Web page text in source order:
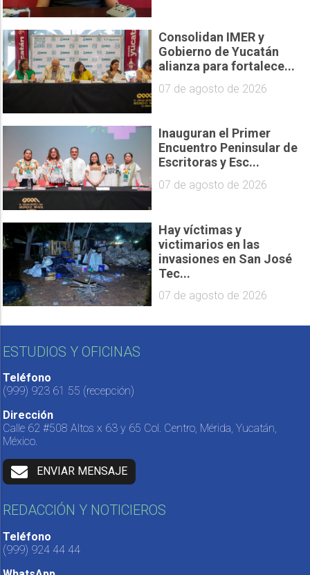
Consolidan IMER y
Gobierno de Yucatán
alianza para fortalece...
07 de agosto de 2026
Inauguran el Primer
Encuentro Peninsular de
Escritoras y Esc...
07 de agosto de 2026
Hay víctimas y
victimarios en las
invasiones en San José
Tec...
07 de agosto de 2026
ESTUDIOS Y OFICINAS
Teléfono
(999) 923 61 55 (recepción)
Dirección
Calle 62 #508 Altos x 63 y 65 Col. Centro, Mérida, Yucatán,
México.
ENVIAR MENSAJE
REDACCIÓN Y NOTICIEROS
Teléfono
(999) 924 44 44